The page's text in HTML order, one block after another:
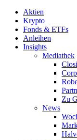
Aktien
Krypto
Fonds & ETFs
Anleihen
Insights
Mediathek
Zu
News